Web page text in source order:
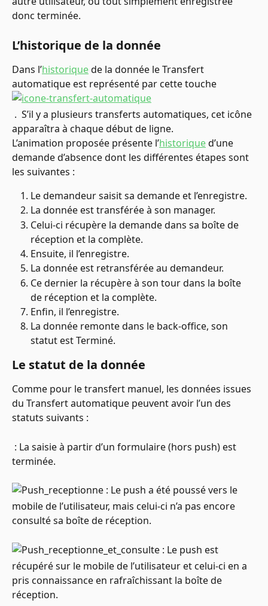
donc terminée.
L’historique de la donnée
Dans l’historique de la donnée le Transfert
automatique est représenté par cette touche
apparaîtra à chaque début de ligne.
L’animation proposée présente l’historique d’une
demande d’absence dont les différentes étapes sont
les suivantes :
Le demandeur saisit sa demande et l’enregistre.
La donnée est transférée à son manager.
Celui-ci récupère la demande dans sa boîte de
réception et la complète.
Ensuite, il l’enregistre.
La donnée est retransférée au demandeur.
Ce dernier la récupère à son tour dans la boîte
de réception et la complète.
Enfin, il l’enregistre.
La donnée remonte dans le back-office, son
statut est Terminé.
Le statut de la donnée
Comme pour le transfert manuel, les données issues
du Transfert automatique peuvent avoir l’un des
statuts suivants :
: La saisie à partir d’un formulaire (hors push) est
terminée.
: Le push a été poussé vers le
mobile de l’utilisateur, mais celui-ci n’a pas encore
consulté sa boîte de réception.
: Le push est
récupéré sur le mobile de l’utilisateur et celui-ci en a
pris connaissance en rafraîchissant la boîte de
réception.